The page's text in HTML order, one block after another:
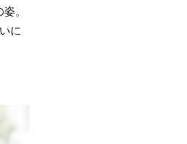
。
に